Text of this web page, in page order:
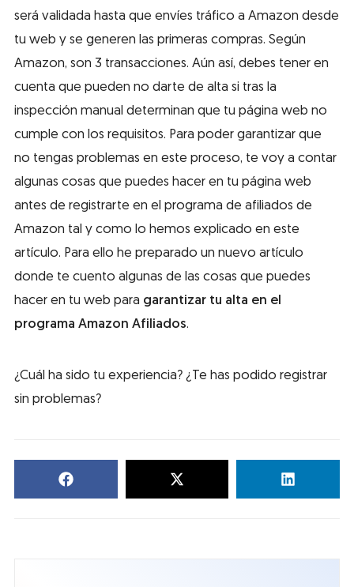
será validada hasta que envíes tráfico a Amazon desde
tu web y se generen las primeras compras. Según
Amazon, son 3 transacciones. Aún así, debes tener en
cuenta que pueden no darte de alta si tras la
inspección manual determinan que tu página web no
cumple con los requisitos. Para poder garantizar que
no tengas problemas en este proceso, te voy a contar
algunas cosas que puedes hacer en tu página web
antes de registrarte en el programa de afiliados de
Amazon tal y como lo hemos explicado en este
artículo. Para ello he preparado un nuevo artículo
donde te cuento algunas de las cosas que puedes
hacer en tu web para garantizar tu alta en el
programa Amazon Afiliados.
¿Cuál ha sido tu experiencia? ¿Te has podido registrar
sin problemas?